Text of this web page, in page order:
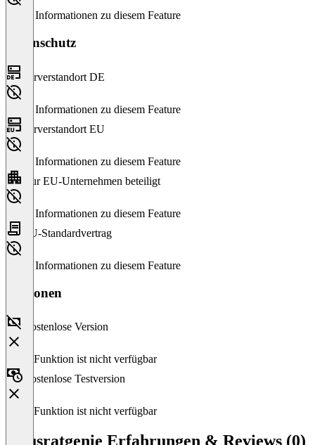
Keine Informationen zu diesem Feature
Datenschutz
Serverstandort DE
Keine Informationen zu diesem Feature
Serverstandort EU
Keine Informationen zu diesem Feature
Nur EU-Unternehmen beteiligt
Keine Informationen zu diesem Feature
EU-Standardvertrag
Keine Informationen zu diesem Feature
Versionen
Kostenlose Version
Diese Funktion ist nicht verfügbar
Kostenlose Testversion
Diese Funktion ist nicht verfügbar
Hausratgenie Erfahrungen & Reviews (0)